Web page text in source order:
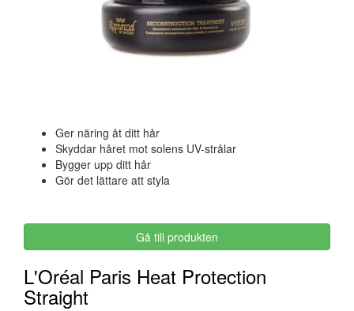
Ger näring åt ditt hår
Skyddar håret mot solens UV-strålar
Bygger upp ditt hår
Gör det lättare att styla
Gå till produkten
L'Oréal Paris Heat Protection
Straight